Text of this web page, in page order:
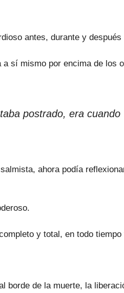
antes, durante y
sí mismo por encima de los
postrado, era cuando
ahora podía
y total, en todo
borde de la muerte, la